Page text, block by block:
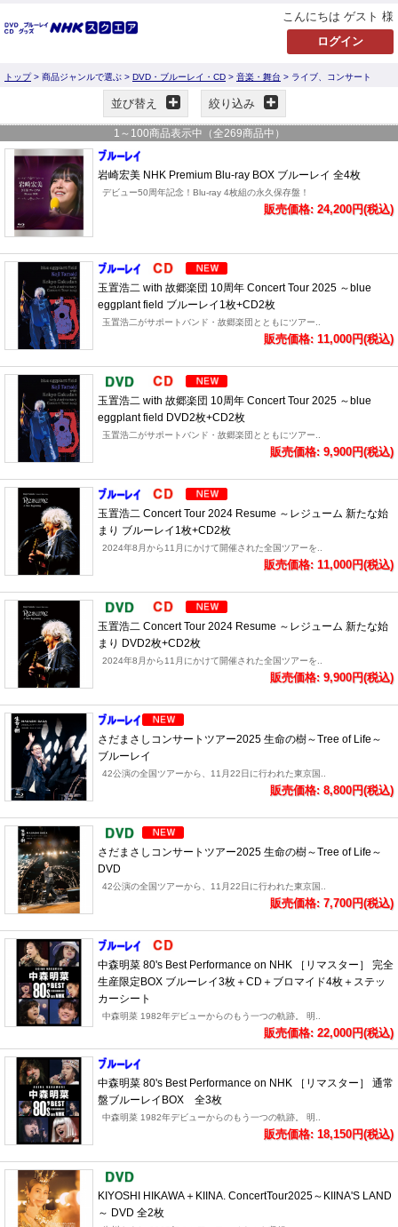
こんにちは ゲスト 様
トップ> 商品ジャンルで選ぶ > DVD・ブルーレイ・CD > 音楽・舞台 > ライブ、コンサート
並び替え 絞り込み
1 ～ 100商品表示中（全269商品中）
岩崎宏美 NHK Premium Blu-ray BOX ブルーレイ 全4枚
デビュー50周年記念！Blu-ray 4枚組の永久保存盤！
販売価格: 24,200円(税込)
玉置浩二 with 故郷楽団 10周年 Concert Tour 2025 ～blue
eggplant field ブルーレイ1枚+CD2枚
玉置浩二がサポートバンド・故郷楽団とともにツアー..
販売価格: 11,000円(税込)
玉置浩二 with 故郷楽団 10周年 Concert Tour 2025 ～blue
eggplant field DVD2枚+CD2枚
玉置浩二がサポートバンド・故郷楽団とともにツアー..
販売価格: 9,900円(税込)
玉置浩二 Concert Tour 2024 Resume ～レジューム 新たな始
まり ブルーレイ1枚+CD2枚
2024年8月から11月にかけて開催された全国ツアーを..
販売価格: 11,000円(税込)
玉置浩二 Concert Tour 2024 Resume ～レジューム 新たな始
まり DVD2枚+CD2枚
2024年8月から11月にかけて開催された全国ツアーを..
販売価格: 9,900円(税込)
さだまさしコンサートツアー2025 生命の樹～Tree of Life～
ブルーレイ
42公演の全国ツアーから、11月22日に行われた東京国..
販売価格: 8,800円(税込)
さだまさしコンサートツアー2025 生命の樹～Tree of Life～
DVD
42公演の全国ツアーから、11月22日に行われた東京国..
販売価格: 7,700円(税込)
中森明菜 80's Best Performance on NHK ［リマスター］ 完全
生産限定BOX ブルーレイ3枚＋CD＋ブロマイド4枚＋ステッ
カーシート
中森明菜 1982年デビューからのもう一つの軌跡。 明..
販売価格: 22,000円(税込)
中森明菜 80's Best Performance on NHK ［リマスター］ 通常
盤ブルーレイBOX 全3枚
中森明菜 1982年デビューからのもう一つの軌跡。 明..
販売価格: 18,150円(税込)
KIYOSHI HIKAWA＋KIINA. ConcertTour2025～KIINA'S LAND
～ DVD 全2枚